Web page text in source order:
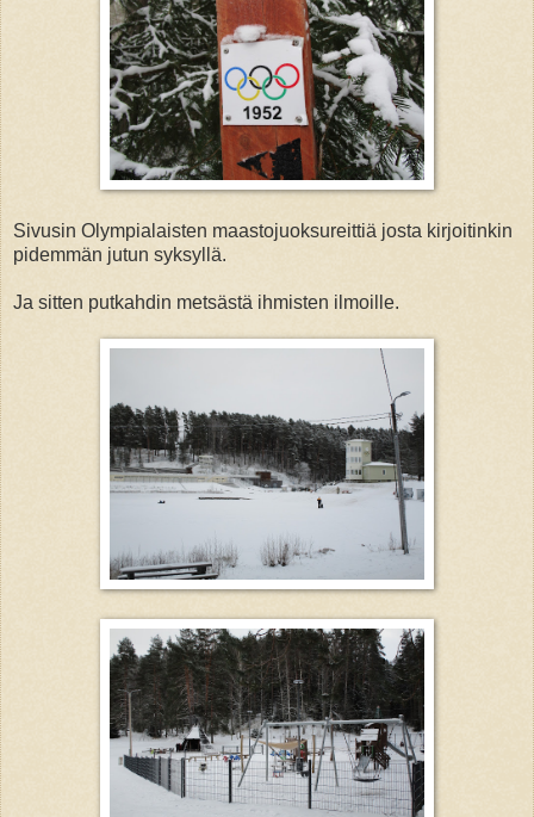
Sivusin Olympialaisten maastojuoksureittiä josta kirjoitinkin
pidemmän jutun syksyllä.
Ja sitten putkahdin metsästä ihmisten ilmoille.